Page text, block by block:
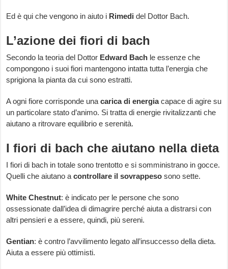
Ed è qui che vengono in aiuto i Rimedi del Dottor Bach.
L’azione dei fiori di bach
Secondo la teoria del Dottor Edward Bach le essenze che
compongono i suoi fiori mantengono intatta tutta l’energia che
sprigiona la pianta da cui sono estratti.
A ogni fiore corrisponde una carica di energiacapace di agire su
un particolare stato d’animo. Si tratta di energie rivitalizzanti che
aiutano a ritrovare equilibrio e serenità.
I fiori di bach che aiutano nella dieta
I fiori di bach in totale sono trentotto e si somministrano in gocce.
Quelli che aiutano a controllare il sovrappeso sono sette.
White Chestnut: è indicato per le persone che sono
ossessionate dall’idea di dimagrire perché aiuta a distrarsi con
altri pensieri e a essere, quindi, più sereni.
Gentian: è contro l’avvilimento legato all’insuccesso della dieta.
Aiuta a essere più ottimisti.